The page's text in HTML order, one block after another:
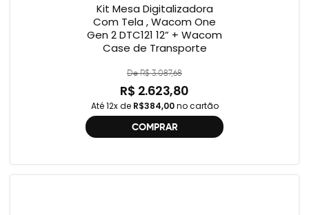
Kit Mesa Digitalizadora
Com Tela , Wacom One
Gen 2 DTC121 12” + Wacom
Case de Transporte
De R$ 3.087,68
R$ 2.623,80
Até 12x de R$384,00no cartão
COMPRAR